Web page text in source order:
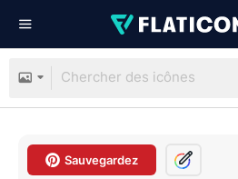
Sauvegardez